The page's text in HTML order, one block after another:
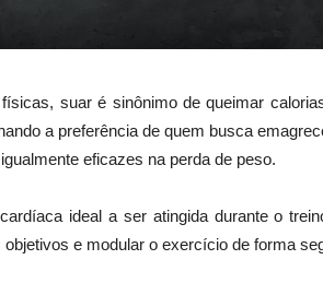
suar é sinônimo de queimar
a preferência de quem busca
eficazes na perda de peso.
ideal a ser atingida durante o
e modular o exercício de forma